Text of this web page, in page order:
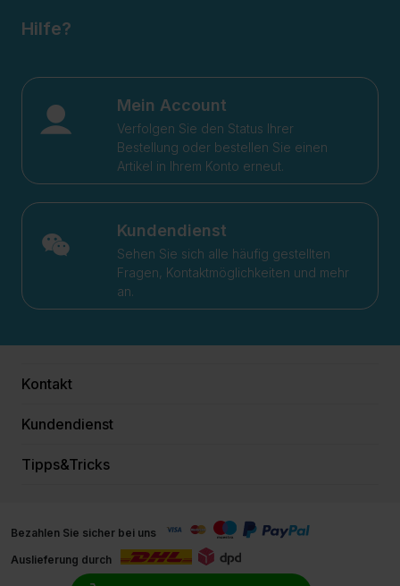
Hilfe?
Mein Account
Verfolgen Sie den Status Ihrer
Bestellung oder bestellen Sie einen
Artikel in Ihrem Konto erneut.
Kundendienst
Sehen Sie sich alle häufig gestellten
Fragen, Kontaktmöglichkeiten und mehr
an.
Kontakt
Kundendienst
Tipps&Tricks
Bezahlen Sie sicher bei uns
Auslieferung durch